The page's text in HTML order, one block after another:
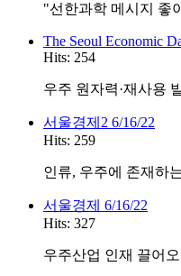
"선한과학 메시지 좋
The Seoul Economic
Hits: 254
우주 원자력·재사용
서울경제2 6/16/22
Hits: 259
인류, 우주에 존재하
서울경제 6/16/22
Hits: 327
우주산업 인재 끌어